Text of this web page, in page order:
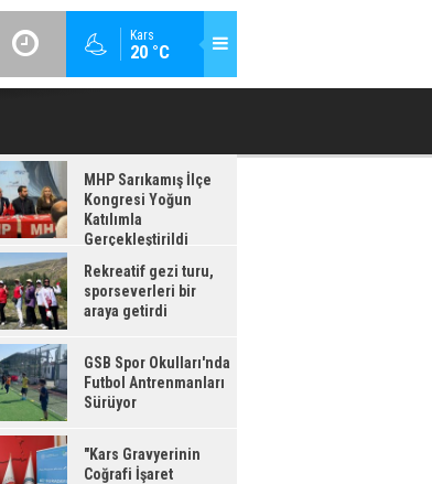
Kars
20 °C
OKULLARI'NDA FUTBOL ANTRENMANLARI SÜRÜYOR
MHP Sarıkamış İlçe
Kongresi Yoğun
Katılımla
Gerçekleştirildi
Rekreatif gezi turu,
sporseverleri bir
araya getirdi
GSB Spor Okulları'nda
Futbol Antrenmanları
Sürüyor
"Kars Gravyerinin
Coğrafi İşaret